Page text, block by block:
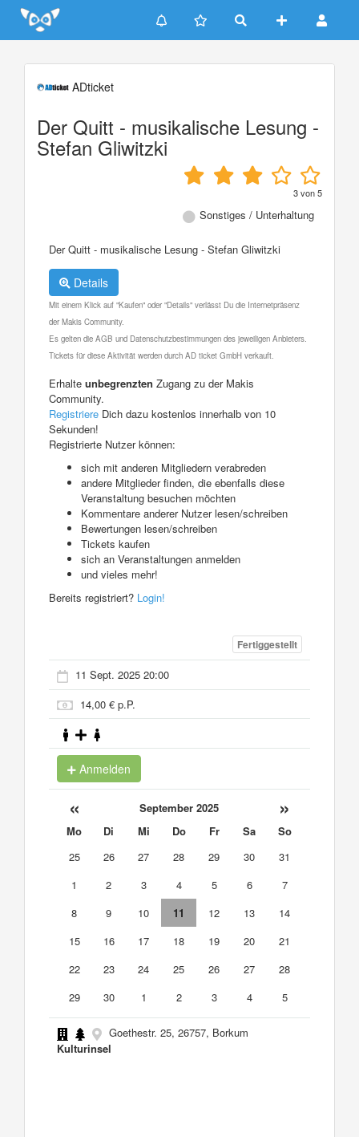
Update cookies preferences
ADticket
Der Quitt - musikalische Lesung -
Stefan Gliwitzki
3von5
Sonstiges / Unterhaltung
Der Quitt - musikalische Lesung - Stefan Gliwitzki
Details
Mit einem Klick auf "Kaufen" oder "Details" verlässt Du die Internetpräsenz
der Makis Community.
Es gelten die AGB und Datenschutzbestimmungen des jeweiligen Anbieters.
Tickets für diese Aktivität werden durch AD ticket GmbH verkauft.
Erhalte unbegrenzten Zugang zu der Makis
Community.
Registriere Dich dazu kostenlos innerhalb von 10
Sekunden!
Registrierte Nutzer können:
sich mit anderen Mitgliedern verabreden
andere Mitglieder finden, die ebenfalls diese
Veranstaltung besuchen möchten
Kommentare anderer Nutzer lesen/schreiben
Bewertungen lesen/schreiben
Tickets kaufen
sich an Veranstaltungen anmelden
und vieles mehr!
Bereits registriert? Login!
Fertiggestellt
11 Sept. 2025 20:00
14,00 € p.P.
Anmelden
« September 2025 »
Mo Di Mi Do Fr Sa
So
25
26 27 28 29 30
31
1
2 3 4 5 6
7
8
9 10 11 12 13
14
15
16 17 18 19 20
21
22
23 24 25 26 27
28
29
30 1 2 3 4 5
Goethestr. 25, 26757, Borkum
Kulturinsel